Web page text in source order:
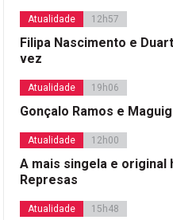
Atualidade 12h57
Filipa Nascimento e
vez
Atualidade 19h06
Gonçalo Ramos e
Atualidade 12h00
A mais singela e original
Represas
Atualidade 15h48